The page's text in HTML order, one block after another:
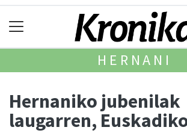
HERNANI
Hernaniko jubenilak
laugarren,